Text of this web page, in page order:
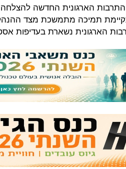
התרבות הארגונית החדשה
תמיכה מתמשכת מצד
הארגונית נשארת בעדיפות